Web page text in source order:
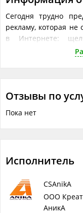
Сегодня трудно
рекламу, которая не
в Интернете:
посещение целевой
Запуск и настройка
Отзывы по
Пока нет
Исполнитель
CSAnikA
ООО
АникА